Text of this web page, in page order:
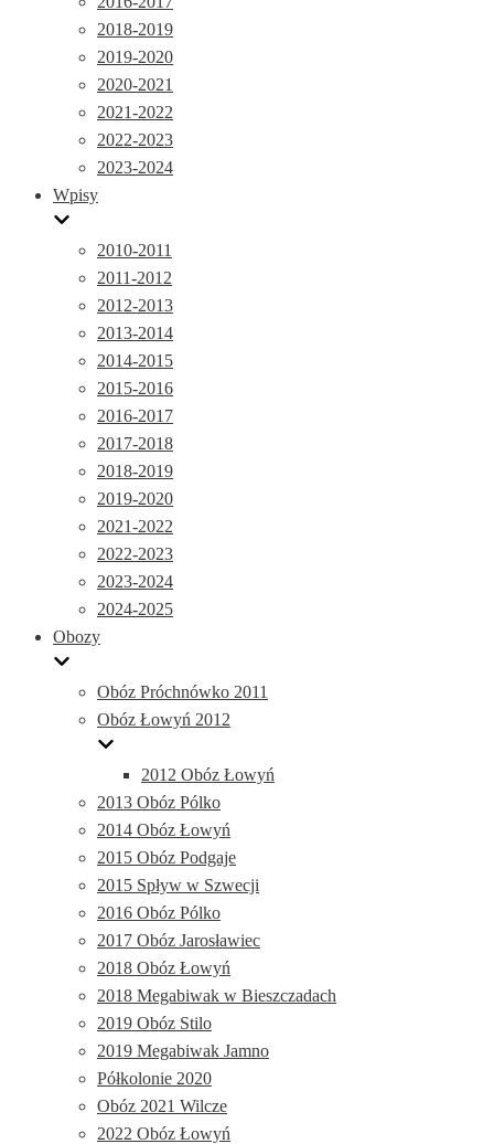
2018-2019
2019-2020
2020-2021
2021-2022
2022-2023
2023-2024
Wpisy
2010-2011
2011-2012
2012-2013
2013-2014
2014-2015
2015-2016
2016-2017
2017-2018
2018-2019
2019-2020
2021-2022
2022-2023
2023-2024
2024-2025
Obozy
Obóz Próchnówko 2011
Obóz Łowyń 2012
2012 Obóz Łowyń
2013 Obóz Pólko
2014 Obóz Łowyń
2015 Obóz Podgaje
2015 Spływ w Szwecji
2016 Obóz Pólko
2017 Obóz Jarosławiec
2018 Obóz Łowyń
2018 Megabiwak w Bieszczadach
2019 Obóz Stilo
2019 Megabiwak Jamno
Półkolonie 2020
Obóz 2021 Wilcze
2022 Obóz Łowyń